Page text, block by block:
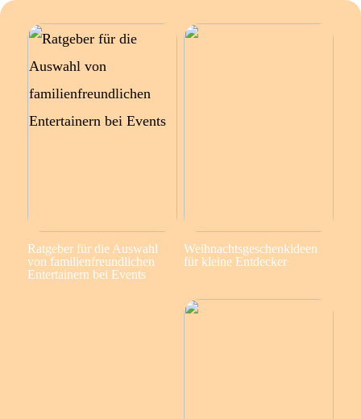
Ratgeber für die Auswahl
von familienfreundlichen
Entertainern bei Events
Weihnachtsgeschenkideen
für kleine Entdecker